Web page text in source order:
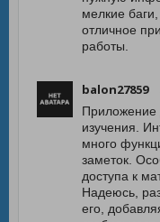
мелкие
отличное
работы.
balon27859
Приложение
изучения.
много
заметок.
доступа к
Надеюсь,
его,